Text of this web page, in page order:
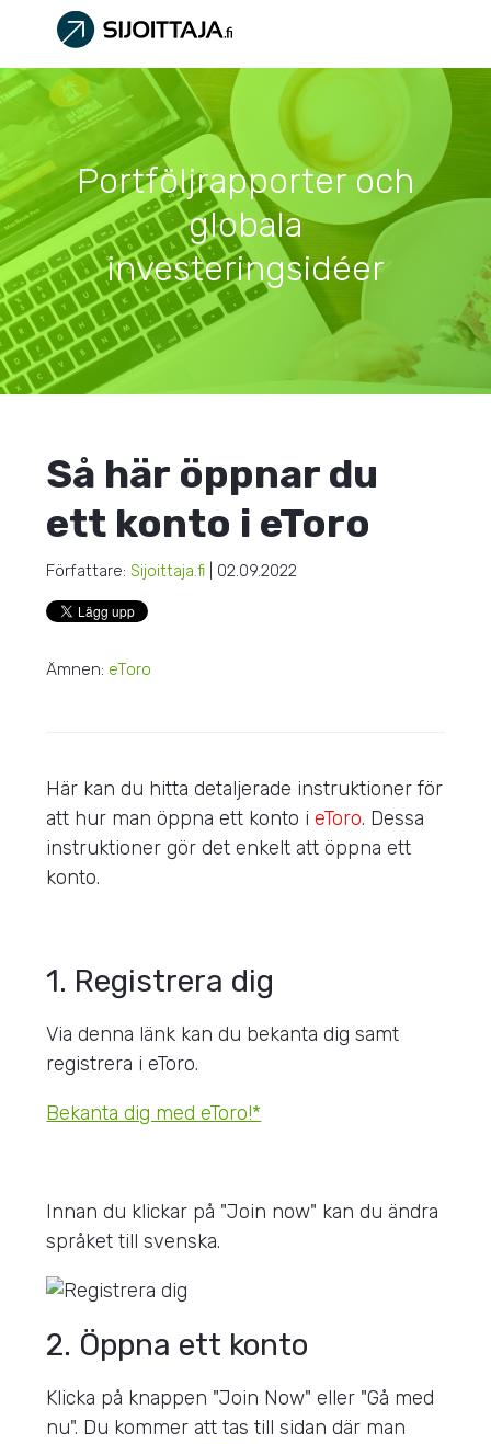
Portföljrapporter och
globala
investeringsidéer
Så här öppnar du
ett konto i eToro
Författare: Sijoittaja.fi | 02.09.2022
Ämnen: eToro
Här kan du hitta detaljerade instruktioner för
att hur man öppna ett konto ieToro. Dessa
instruktioner gör det enkelt att öppna ett
konto.
1. Registrera dig
Via denna länk kan du bekanta dig samt
registrera i eToro.
Bekanta dig med eToro!*
Innan du klickar på "Join now" kan du ändra
språket till svenska.
2. Öppna ett konto
Klicka på knappen "Join Now" eller "Gå med
nu". Du kommer att tas till sidan där man